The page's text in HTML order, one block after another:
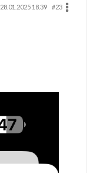
28.01.2025 18.39
#23